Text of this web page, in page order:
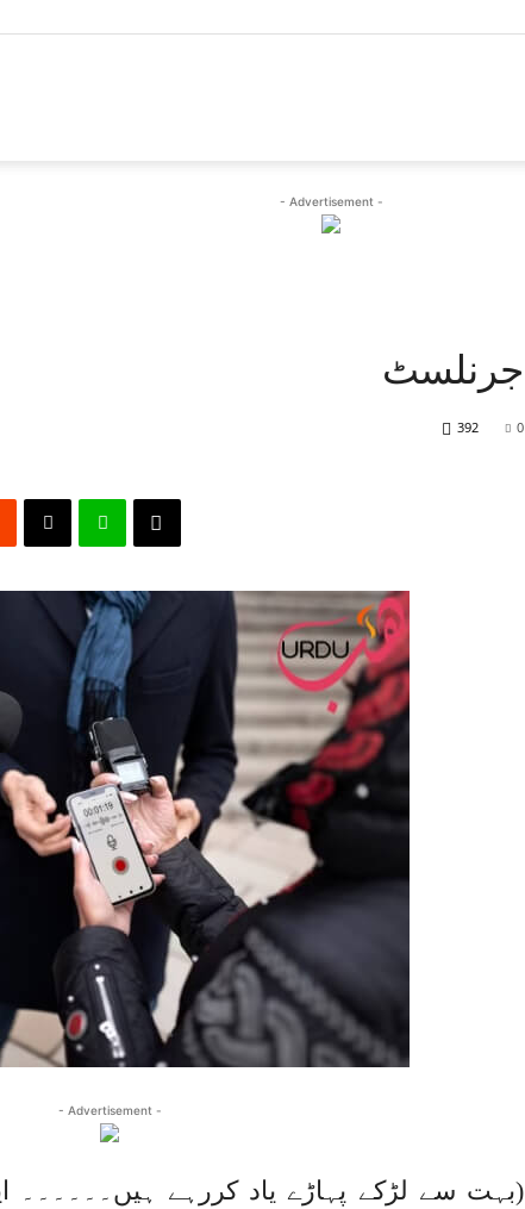
- Advertisement -
جرنلسٹ
0
392
- Advertisement -
(بہت سے لڑکے پہاڑے یاد کررہے ہیں۔۔۔۔۔۔